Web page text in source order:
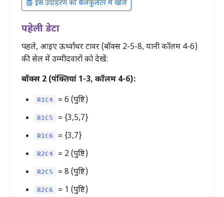
इस उदाहरण को कैलकुलेटर में खोलें
पहेली डेटा
पहले, आइए ऊर्ध्वाधर टावर (बॉक्स 2-5-8, यानी कॉलम 4-6)
की सेल में उम्मीदवारों को देखें:
बॉक्स 2 (पंक्तियां 1-3, कॉलम 4-6):
R1C4 = 6 (पुष्टि)
R1C5 = {3,5,7}
R1C6 = {3,7}
R2C4 = 2 (पुष्टि)
R2C5 = 8 (पुष्टि)
R2C6 = 1 (पुष्टि)